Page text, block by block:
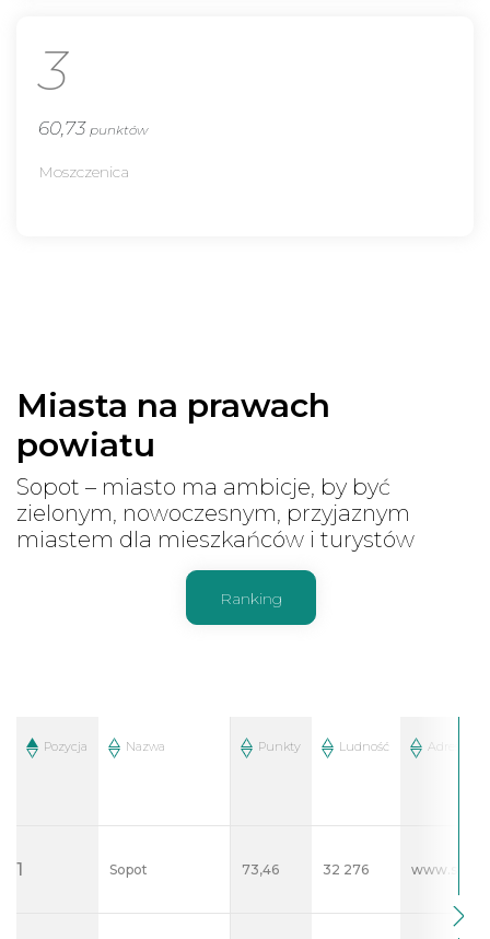
3
60,73 punktów
Moszczenica
Miasta na prawach
powiatu
Sopot – miasto ma ambicje, by być
zielonym, nowoczesnym, przyjaznym
miastem dla mieszkańców i turystów
Ranking